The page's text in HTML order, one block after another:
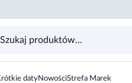
datyNowościStrefa Marek